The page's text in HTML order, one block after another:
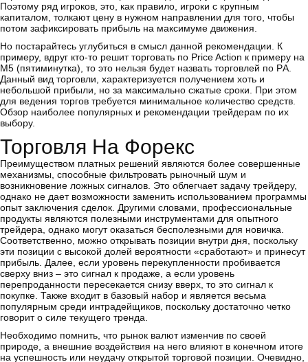
Поэтому ряд игроков, это, как правило, игроки с крупным
капиталом, толкают цену в нужном направлении для того, чтобы
потом зафиксировать прибыль на максимуме движения.
Но постарайтесь углубиться в смысл данной рекомендации. К
примеру, вдруг кто-то решит торговать по Price Action к примеру на
М5 (пятиминутка), то это нельзя будет назвать торговлей по PА.
Данный вид торговли, характеризуется получением хоть и
небольшой прибыли, но за максимально сжатые сроки. При этом
для ведения торгов требуется минимальное количество средств.
Обзор наиболее популярных и рекомендации трейдерам по их
выбору.
Торговля На Форекс
Преимуществом платных решений являются более совершенные
механизмы, способные фильтровать рыночный шум и
возникновение ложных сигналов. Это облегчает задачу трейдеру,
однако не дает возможности заменить использованием программы
опыт заключения сделок. Другими словами, профессиональные
продукты являются полезными инструментами для опытного
трейдера, однако могут оказаться бесполезными для новичка.
Соответственно, можно открывать позиции внутри дня, поскольку
эти позиции с высокой долей вероятности «сработают» и принесут
прибыль. Далее, если уровень перекупленности пробивается
сверху вниз – это сигнал к продаже, а если уровень
перепроданности пересекается снизу вверх, то это сигнал к
покупке. Также входит в базовый набор и является весьма
популярным среди интрадейщиков, поскольку достаточно четко
говорит о силе текущего тренда.
Необходимо помнить, что рынок валют изменчив по своей
природе, а внешние воздействия на него влияют в конечном итоге
на успешность или неудачу открытой торговой позиции. Очевидно,